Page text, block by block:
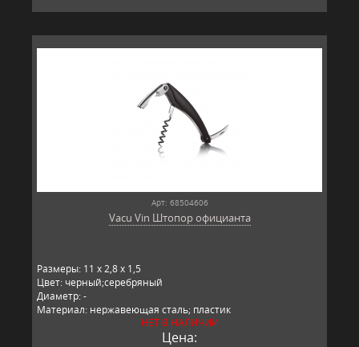
Арт: 68504606
Vacu Vin Штопор официанта
Размеры: 11 x 2,8 x 1,5
Цвет: черный;серебряный
Диаметр: -
Материал: нержавеющая сталь; пластик
Производитель: Vacu Vin, Китай
НЕТ В НАЛИЧИИ
Цена: